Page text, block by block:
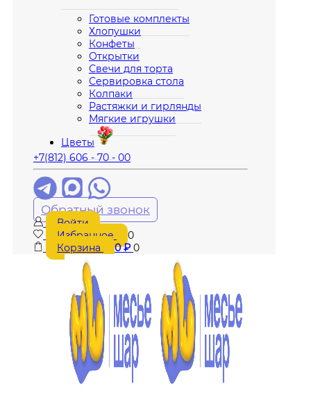
Готовые комплекты
Хлопушки
Конфеты
Открытки
Свечи для торта
Сервировка стола
Колпаки
Растяжки и гирлянды
Мягкие игрушки
Цветы
+7(812) 606 - 70 - 00
Обратный звонок
Войти
Избранное
0
Корзина
0₽ 0